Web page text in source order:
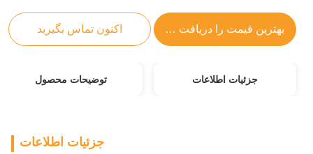
بهترین قیمت را دریافت کنید اکنون تماس بگیرید
جزئیات اطلاعات توضیحات محصول
جزئیات اطلاعات